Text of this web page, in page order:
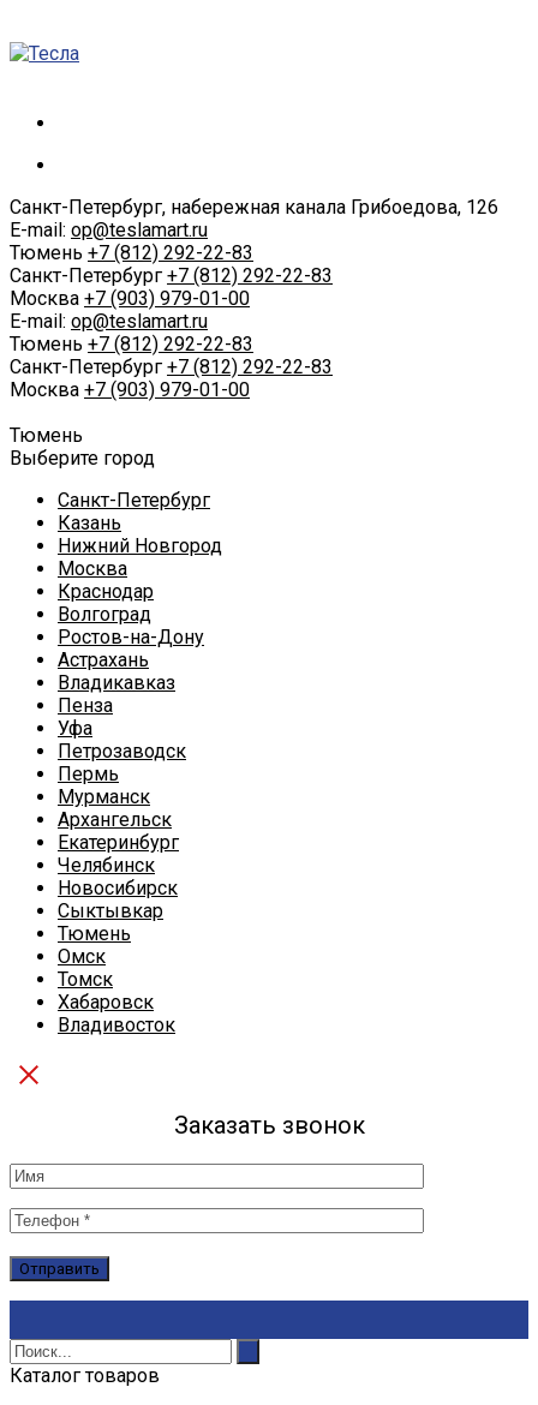
Санкт-Петербург, набережная канала Грибоедова, 126
E-mail: op@teslamart.ru
Тюмень +7 (812) 292-22-83
Санкт-Петербург +7 (812) 292-22-83
Москва +7 (903) 979-01-00
E-mail: op@teslamart.ru
Тюмень +7 (812) 292-22-83
Санкт-Петербург +7 (812) 292-22-83
Москва +7 (903) 979-01-00
Тюмень
Выберите город
Санкт-Петербург
Казань
Нижний Новгород
Москва
Краснодар
Волгоград
Ростов-на-Дону
Астрахань
Владикавказ
Пенза
Уфа
Петрозаводск
Пермь
Мурманск
Архангельск
Екатеринбург
Челябинск
Новосибирск
Сыктывкар
Тюмень
Омск
Томск
Хабаровск
Владивосток
Заказать звонок
Каталог товаров